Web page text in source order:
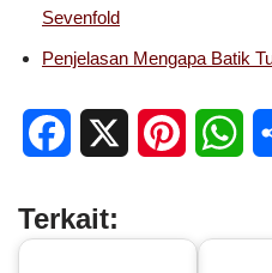
Sevenfold
Penjelasan Mengapa Batik
c
Terkait: